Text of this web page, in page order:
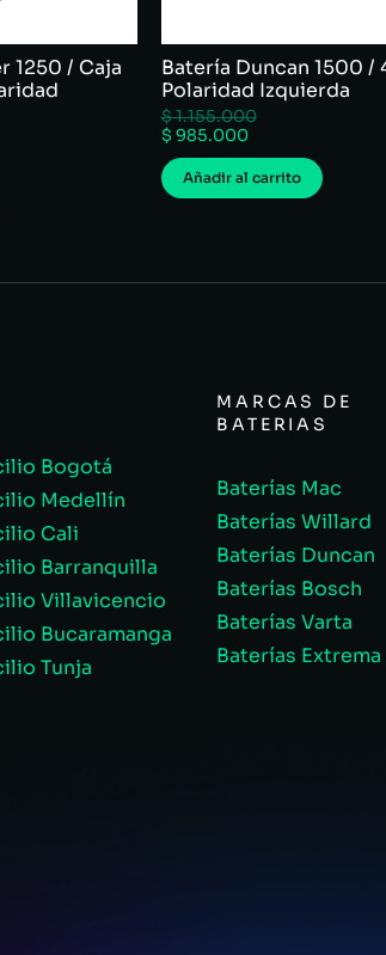
1250 / Caja
Batería Duncan 1500 /
Polaridad Izquierda
$1.155.000
$ 985.000
Añadir al carrito
Bogotá
Medellín
Cali
Barranquilla
Villavicencio
Bucaramanga
Tunja
MARCAS DE
BATERIAS
Baterías Mac
Baterías Willard
Baterías Duncan
Baterías Bosch
Baterías Varta
Baterías Extrema